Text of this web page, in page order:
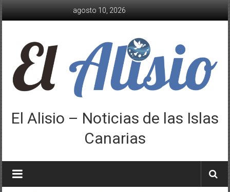
agosto 10, 2026
El Alisio – Noticias de las Islas
Canarias